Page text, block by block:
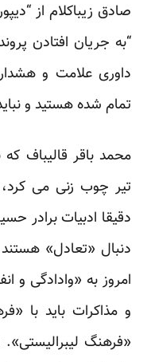
صادق زیباکلام از
“به جریان افتادن
داوری علامت و
تمام شده هستید و
تیر چوب زنی می
دقیقا ادبیات برادر
امروز به «وادادگی و
و مذاکرات باید با
«فرهنگ